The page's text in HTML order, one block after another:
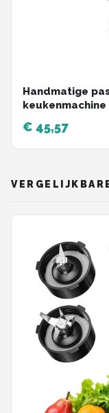
Handmatige
slechts vier
van
€ 45,57